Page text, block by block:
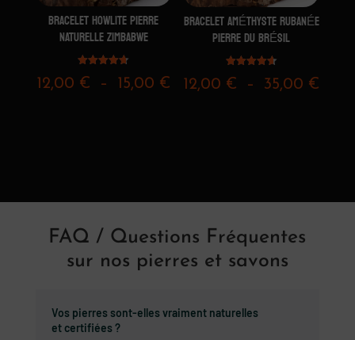
BRACELET HOWLITE PIERRE
NATURELLE ZIMBABWE
4.67
12,00 € – 15,00 € Plage
BRACELET AMÉTHYSTE RUBANÉE
PIERRE DU BRÉSIL
4.67
12,00 € – 35,00 €
FAQ / Questions Fréquentes
sur nos pierres et savons
Vos pierres sont-elles vraiment naturelles
et certifiées ?